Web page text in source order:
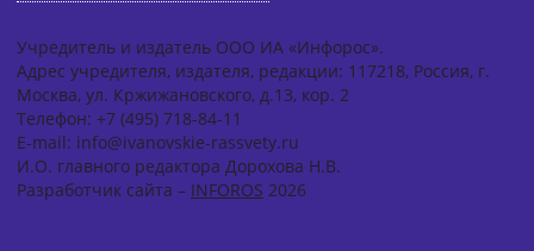
Учредитель и издатель ООО ИА «Инфорос».
Адрес учредителя, издателя, редакции: 117218, Россия, г.
Москва, ул. Кржижановского, д.13, кор. 2
Телефон: +7 (495) 718-84-11
E-mail: info@ivanovskie-rassvety.ru
И.О. главного редактора Дорохова Н.В.
Разработчик сайта – INFOROS 2026